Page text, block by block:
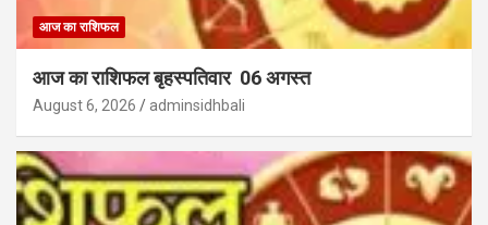
आज का राशिफल
आज का राशिफल बृहस्पतिवार 06 अगस्त
August 6, 2026 adminsidhbali